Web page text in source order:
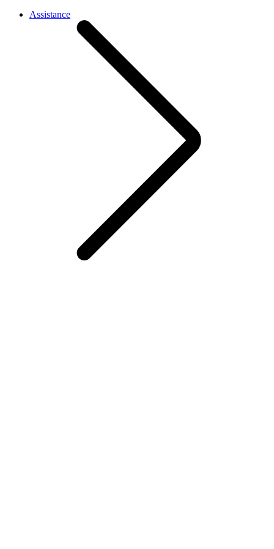
Assistance